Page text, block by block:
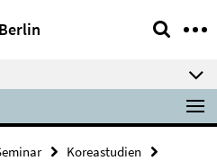
Koreastudien